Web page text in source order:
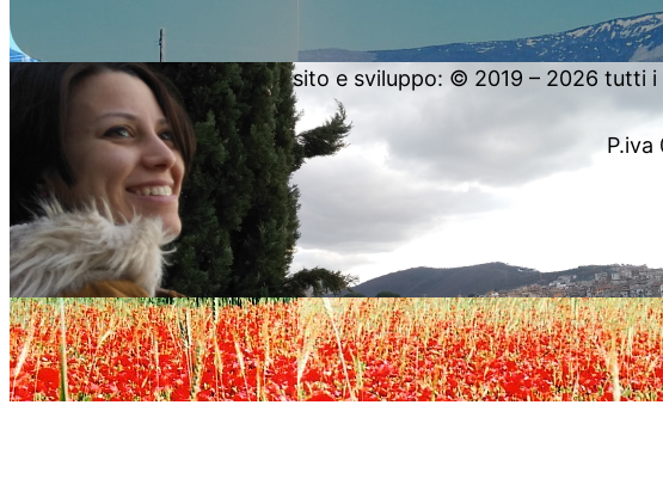
sito e sviluppo: © 2019 – 2026 tutti